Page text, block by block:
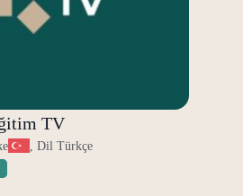
TV
, Dil Türkçe